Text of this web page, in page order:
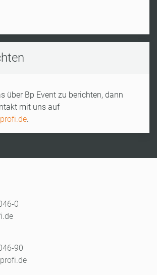
über Bp Event zu berichten, dann
mit uns auf
.
0
90